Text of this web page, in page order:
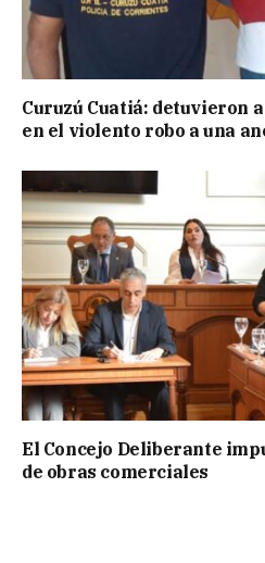
Curuzú Cuatiá: detuvieron
en el violento robo a una
El Concejo Deliberante
de obras comerciales